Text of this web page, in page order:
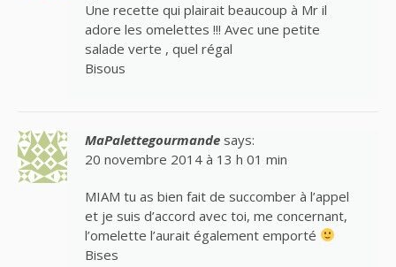
Une recette qui plairait beaucoup à Mr il
adore les omelettes !!! Avec une petite
salade verte , quel régal
Bisous
MaPalettegourmande says:
20 novembre 2014 à 13 h 01 min
MIAM tu as bien fait de succomber à l’appel
et je suis d’accord avec toi, me concernant,
l’omelette l’aurait également emporté
Bises